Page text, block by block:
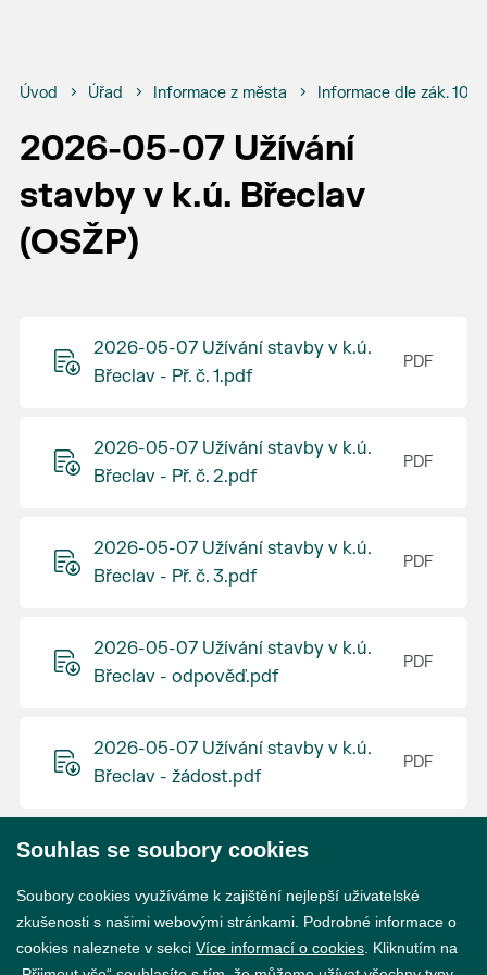
Úvod Úřad Informace z města Informace dle zák.
2026-05-07 Užívání
stavby v k.ú. Břeclav
(OSŽP)
2026-05-07 Užívání stavby v k.ú.
Břeclav - Př. č. 1.pdf
2026-05-07 Užívání stavby v k.ú.
Břeclav - Př. č. 2.pdf
2026-05-07 Užívání stavby v k.ú.
Břeclav - Př. č. 3.pdf
2026-05-07 Užívání stavby v k.ú.
Břeclav - odpověď.pdf
2026-05-07 Užívání stavby v k.ú.
Břeclav - žádost.pdf
Souhlas se soubory cookies
Soubory cookies využíváme k zajištění nejlepší uživatelské
zkušenosti s našimi webovými stránkami. Podrobné informace o
cookies naleznete v sekci Více informací o cookies . Kliknutím na